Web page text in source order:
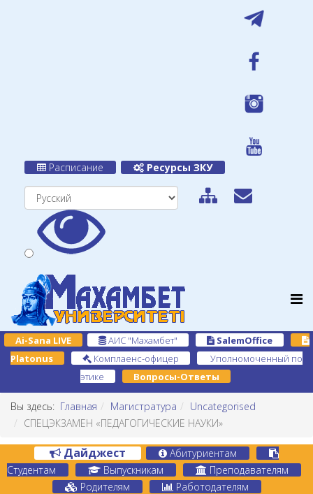
Расписание Ресурсы ЗКУ
Ai-Sana LIVE АИС "Махамбет"
SalemOffice
Platonus
Комплаенс-офицер
Уполномоченный по
этике
Вопросы-Ответы
Вы здесь: Главная Магистратура
Uncategorised
СПЕЦЭКЗАМЕН «ПЕДАГОГИЧЕСКИЕ НАУКИ»
Дайджест
Абитуриентам
Студентам
Выпускникам
Преподавателям
Родителям
Работодателям